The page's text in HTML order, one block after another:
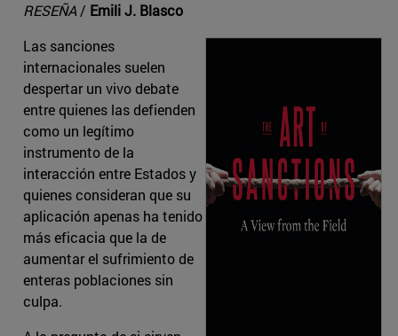
RESEÑA/ Emili J. Blasco
Las sanciones
internacionales suelen
despertar un vivo debate
entre quienes las defienden
como un legítimo
instrumento de la
interacción entre Estados y
quienes consideran que su
aplicación apenas ha tenido
más eficacia que la de
aumentar el sufrimiento de
enteras poblaciones sin
culpa.